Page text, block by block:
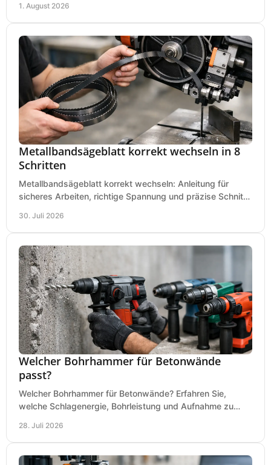
1. August 2026
Metallbandsägeblatt korrekt wechseln in 8
Schritten
Metallbandsägeblatt korrekt wechseln: Anleitung für
sicheres Arbeiten, richtige Spannung und präzise Schnitte
30. Juli 2026
Welcher Bohrhammer für Betonwände
passt?
Welcher Bohrhammer für Betonwände? Erfahren Sie,
welche Schlagenergie, Bohrleistung und Aufnahme zu
28. Juli 2026